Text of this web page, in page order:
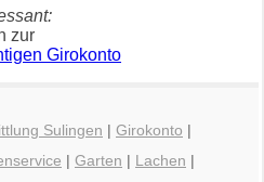
zur
Girokonto
Sulingen | Girokonto |
| Garten | Lachen |